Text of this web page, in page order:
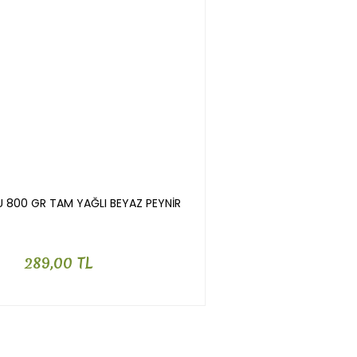
800 GR TAM YAĞLI BEYAZ PEYNİR
289,00 TL